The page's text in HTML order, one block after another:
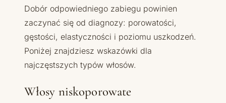
Dobór odpowiedniego zabiegu powinien
zaczynać się od diagnozy: porowatości,
gęstości, elastyczności i poziomu uszkodzeń.
Poniżej znajdziesz wskazówki dla
najczęstszych typów włosów.
Włosy niskoporowate